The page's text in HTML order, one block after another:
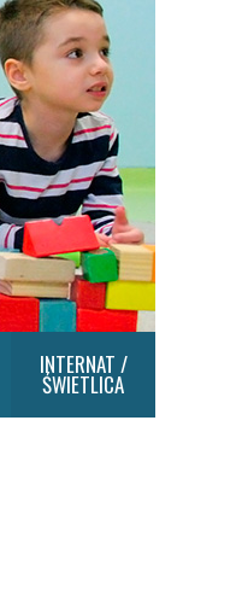
INTERNAT /
ŚWIETLICA